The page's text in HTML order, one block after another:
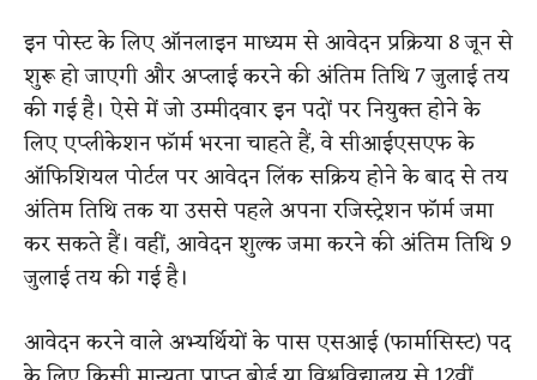
इन पोस्ट के लिए ऑनलाइन माध्यम से आवेदन प्रक्रिया 8 जून से
शुरू हो जाएगी और अप्लाई करने की अंतिम तिथि 7 जुलाई तय
की गई है। ऐसे में जो उम्मीदवार इन पदों पर नियुक्त होने के
लिए एप्लीकेशन फॉर्म भरना चाहते हैं, वे सीआईएसएफ के
ऑफिशियल पोर्टल पर आवेदन लिंक सक्रिय होने के बाद से तय
अंतिम तिथि तक या उससे पहले अपना रजिस्ट्रेशन फॉर्म जमा
कर सकते हैं। वहीं, आवेदन शुल्क जमा करने की अंतिम तिथि 9
जुलाई तय की गई है।
आवेदन करने वाले अभ्यर्थियों के पास एसआई (फार्मासिस्ट) पद